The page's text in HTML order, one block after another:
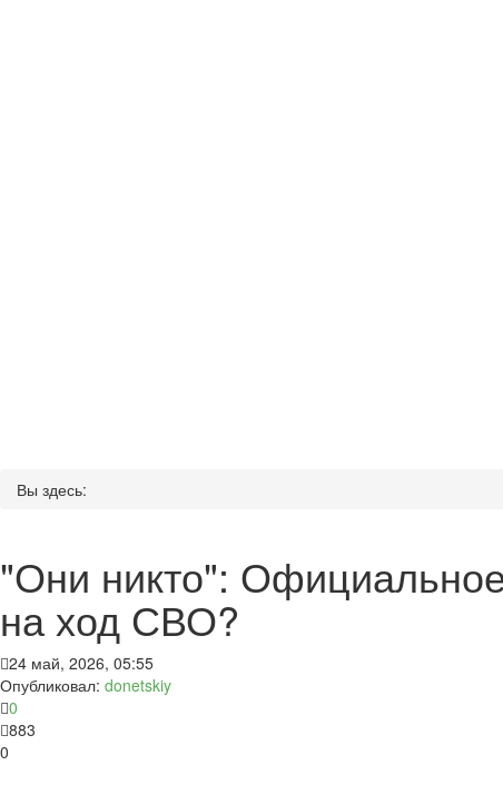
Вы здесь:
"Они никто":
на ход СВО?
24 май, 2026, 05:55
Опубликовал: donetskiy
0
883
0